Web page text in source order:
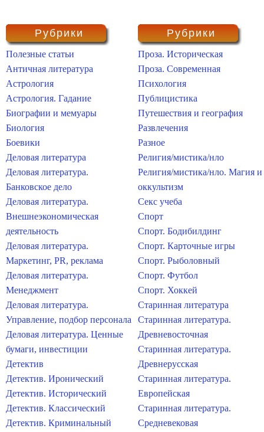
Рубрики
Полезные статьи
Античная литература
Астрология
Астрология. Гадание
Биографии и мемуары
Биология
Боевики
Деловая литература
Деловая литература.
Банковское дело
Деловая литература.
Внешнеэкономическая
деятельность
Деловая литература.
Маркетинг, PR, реклама
Деловая литература.
Менеджмент
Деловая литература.
Управление, подбор персонала
Деловая литература. Ценные
бумаги, инвестиции
Детектив
Детектив. Иронический
Детектив. Исторический
Детектив. Классический
Детектив. Криминальный
Рубрики
Проза. Историческая
Проза. Современная
Психология
Публицистика
Путешествия и география
Развлечения
Разное
Религия/мистика/нло
Религия/мистика/нло. Магия и
оккультизм
Секс учеба
Спорт
Спорт. Бодибилдинг
Спорт. Карточные игры
Спорт. Рыболовный
Спорт. Футбол
Спорт. Хоккей
Старинная литература
Старинная литература.
Древневосточная
Старинная литература.
Древнерусская
Старинная литература.
Европейская
Старинная литература.
Средневековая